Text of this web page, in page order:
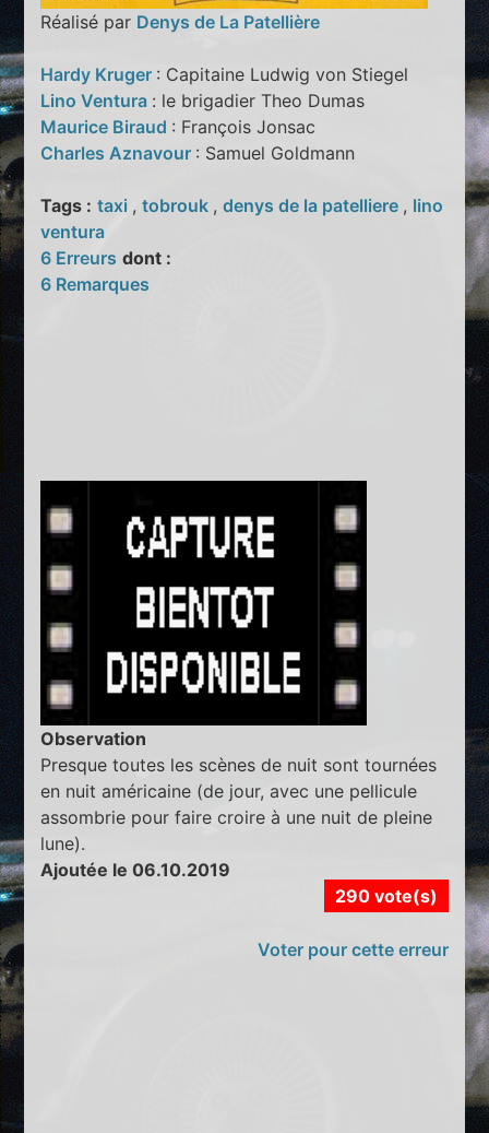
Réalisé par Denys de La Patellière
Hardy Kruger : Capitaine Ludwig von Stiegel
Lino Ventura : le brigadier Theo Dumas
Maurice Biraud : François Jonsac
Charles Aznavour : Samuel Goldmann
Tags : taxi ,tobrouk ,denys de la patelliere , lino
ventura
6 Erreurs dont :
6 Remarques
Observation
Presque toutes les scènes de nuit sont tournées
en nuit américaine (de jour, avec une pellicule
assombrie pour faire croire à une nuit de pleine
lune).
Ajoutée le 06.10.2019
290 vote(s)
Voter pour cette erreur